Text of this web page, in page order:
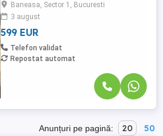
finalizat in anul 2022, avand o suprafata
utila totala de 63 mp. Apartamentul este
mobilat si utilat ...
Baneasa, Sector 1, Bucuresti
3 august
599 EUR
Telefon validat
Repostat automat
Anunțuri pe pagină: 20 50